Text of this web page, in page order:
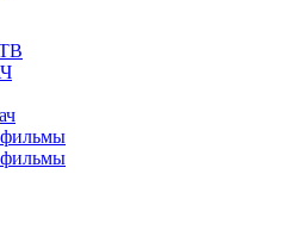
фильмы
фильмы